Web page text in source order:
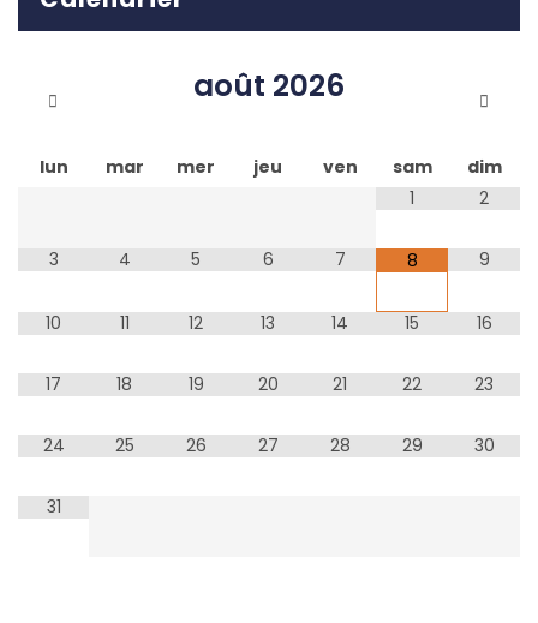
août 2026
lun mar mer jeu ven sam
dim
1
2
3 4 5 6 7 8 9
10 11 12 13 14 15 16
17 18 19 20 21 22 23
24 25 26 27 28 29 30
31